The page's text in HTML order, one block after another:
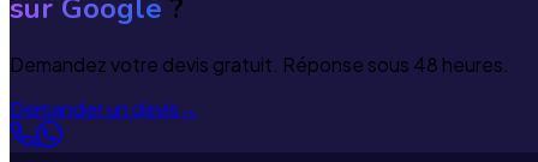
sur Google ?
Demandez votre devis gratuit. Réponse sous 48 heures.
Demander un devis→